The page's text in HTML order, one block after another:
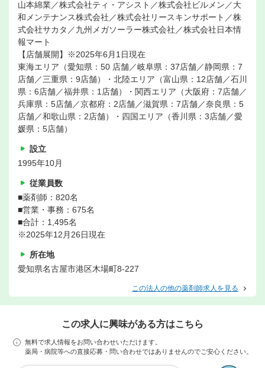
山本綿業／株式会社ティ・アシスト／株式会社ビルメン／大
和メンテナンス株式会社／株式会社リースキンサポート／株
式会社サカタ／九州メガソーラー株式会社／株式会社日本情
報マート
【店舗展開】※2025年6月1日現在
東海エリア（愛知県：50 店舗／岐阜県：37店舗／静岡県：7
店舗／三重県：9店舗）・北陸エリア（富山県：12店舗／石川
県：6店舗／福井県：1店舗）・関西エリア（大阪府：7店舗／
兵庫県：5店舗／京都府：2店舗／滋賀県：7店舗／奈良県：5
店舗／和歌山県：2店舗）・四国エリア（香川県：3店舗／愛
媛県：5店舗）
設立
1995年10月
従業員数
■薬剤師：820名
■営業・事務：675名
■合計：1,495名
※2025年12月26日現在
所在地
愛知県名古屋市港区木場町8-227
この法人の他の薬剤師求人を見る
この求人に興味がある方はこちら
無料で求人情報をお問い合わせいただけます。
薬局・病院等への直接応募・問い合わせではありませんのでご安心ください。